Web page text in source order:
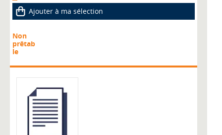
Ajouter à ma sélection
Non
prêtab
le